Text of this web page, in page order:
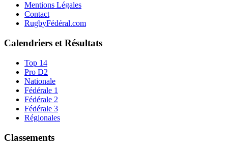
Mentions Légales
Contact
RugbyFédéral.com
Calendriers et Résultats
Top 14
Pro D2
Nationale
Fédérale 1
Fédérale 2
Fédérale 3
Régionales
Classements